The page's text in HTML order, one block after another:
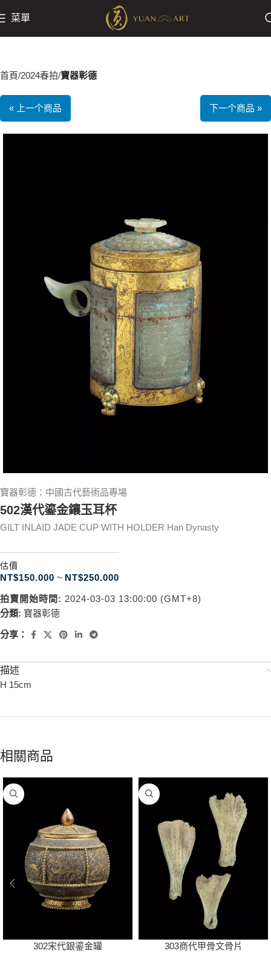
菜單
首頁 2024春拍 寶器彰德
« 上一个商品 下一个商品 »
寶器彰德：中國古代藝術品專場
502漢代鎏金鑲玉耳杯
GILT INLAID JADE CUP WITH HOLDER Han Dynasty
估價
NT$150.000 ~ NT$250.000
拍賣開始時間: 2024-03-03 13:00:00 (GMT+8)
分類: 寶器彰德
分享：
描述
H 15cm
相關商品
302宋代銀鎏金罐 303商代甲骨文骨片